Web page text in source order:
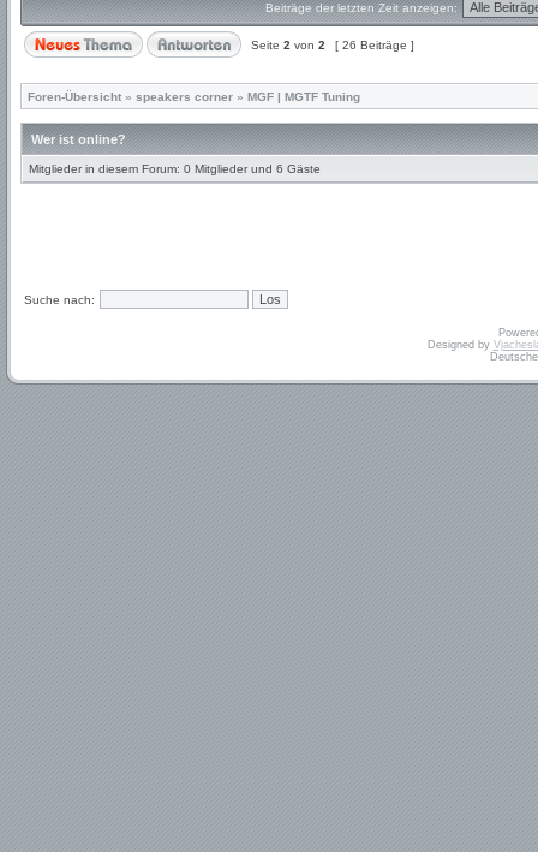
Beiträge der letzten Zeit anzeigen:
Seite 2 von 2 [ 26 Beiträge ]
Foren-Übersicht » speakers corner » MGF | MGTF Tuning
Wer ist online?
Mitglieder in diesem Forum: 0 Mitglieder und 6 Gäste
Suche nach:
Designed by